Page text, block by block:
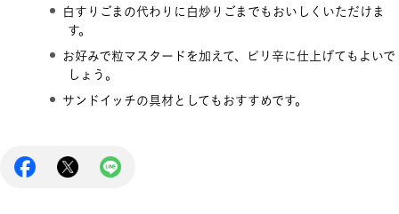
白すりごまの代わりに白炒りごまでもおいしくいただけま
す。
お好みで粒マスタードを加えて、ピリ辛に仕上げてもよいで
しょう。
サンドイッチの具材としてもおすすめです。